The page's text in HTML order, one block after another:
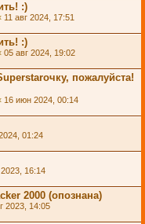
:)
11 авг 2024, 17:51
:)
05 авг 2024, 19:02
пожалуйста!
16 июн 2024, 00:14
01:24
16:14
2000 (опознана)
2023, 14:05